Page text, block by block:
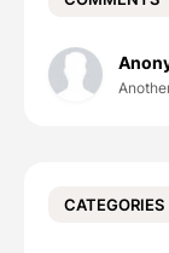
CATEGORIES